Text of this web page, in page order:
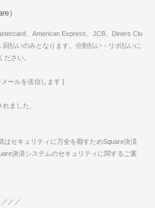
）
、American Express、JCB、Diners Clu
払いのみとなります。分割払い・リボ払いに
さい。
ールを送信します ]
ました、
はセキュリティに万全を期すためSquare決済
決済システムのセキュリティに関するご案
／／